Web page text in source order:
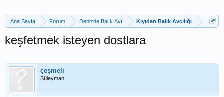
Ana Sayfa Forum Denizde Balık Avı Kıyıdan Balık Avcılığı
keşfetmek isteyen dostlara
çeşmeli
Süleyman